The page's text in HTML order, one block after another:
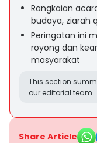
Rangkaian
budaya, ziarah
Peringatan ini
royong dan
masyarakat
This section
our editorial team.
Share Article